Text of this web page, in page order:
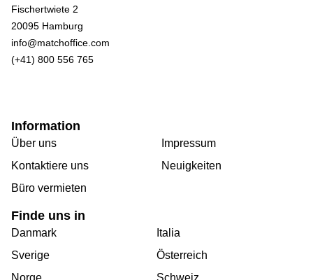
Fischertwiete 2
20095 Hamburg
info@matchoffice.com
(+41) 800 556 765
Information
Über uns
Kontaktiere uns
Büro vermieten
Impressum
Neuigkeiten
Finde uns in
Danmark
Sverige
Norge
Italia
Österreich
Schweiz